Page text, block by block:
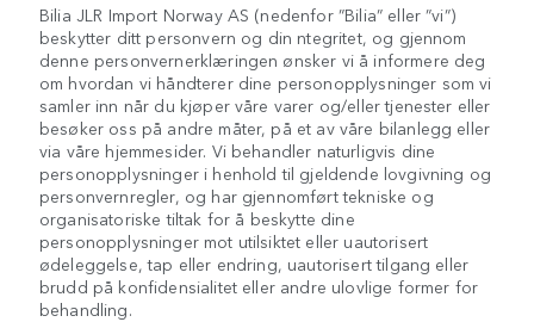
Bilia JLR Import Norway AS (nedenfor ”Bilia” eller ”vi”)
beskytter ditt personvern og din ntegritet, og gjennom
denne personvernerklæringen ønsker vi å informere deg
om hvordan vi håndterer dine personopplysninger som vi
samler inn når du kjøper våre varer og/eller tjenester eller
besøker oss på andre måter, på et av våre bilanlegg eller
via våre hjemmesider. Vi behandler naturligvis dine
personopplysninger i henhold til gjeldende lovgivning og
personvernregler, og har gjennomført tekniske og
organisatoriske tiltak for å beskytte dine
personopplysninger mot utilsiktet eller uautorisert
ødeleggelse, tap eller endring, uautorisert tilgang eller
brudd på konfidensialitet eller andre ulovlige former for
behandling.